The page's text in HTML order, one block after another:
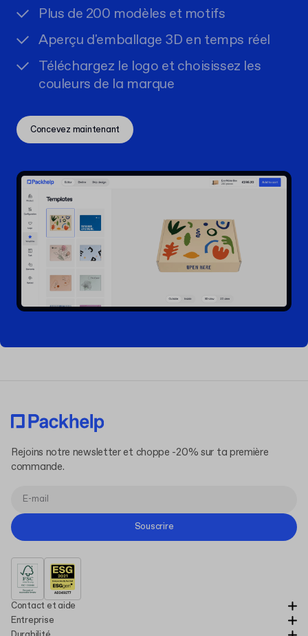
Plus de 200 modèles et motifs
Aperçu d'emballage 3D en temps réel
Téléchargez le logo et choisissez les
couleurs de la marque
Concevez maintenant
Contact et aide
Entreprise
Rejoins notre newsletter et choppe -20% sur ta première
commande.
Souscrire